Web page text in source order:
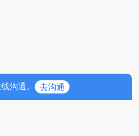
沟通。 去沟通